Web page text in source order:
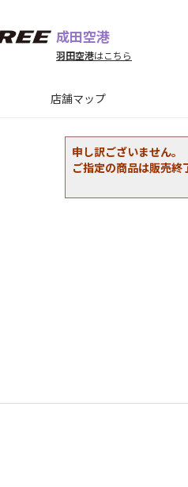
成田空港
羽田空港はこちら
店舗マップ
申し訳ございません。
ご指定の商品は販売終